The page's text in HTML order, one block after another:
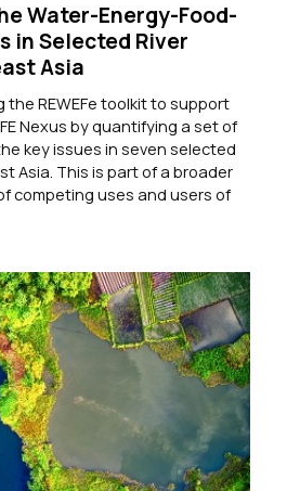
Water-Energy-Food-
in Selected River
Asia
REWEFe toolkit to support
Nexus by quantifying a set of
key issues in seven selected
Asia. This is part of a broader
competing uses and users of